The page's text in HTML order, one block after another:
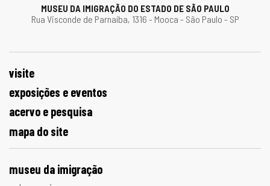
MUSEU DA IMIGRAÇÃO DO ESTADO DE SÃO PAULO
Rua Visconde de Parnaíba, 1316 - Mooca - São Paulo - SP
visite
exposições e eventos
acervo e pesquisa
mapa do site
museu da imigração